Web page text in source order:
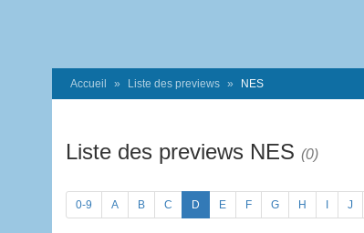
Accueil Liste des previews NES
Liste des previews NES (0)
0-9 A B C D E F G H J